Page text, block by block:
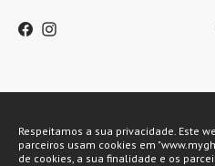
Métodos de pagamento
Respeitamos a sua privacidade. Este
parceiros usam cookies em
de cookies, a sua finalidade e os